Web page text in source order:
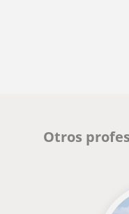
Otros